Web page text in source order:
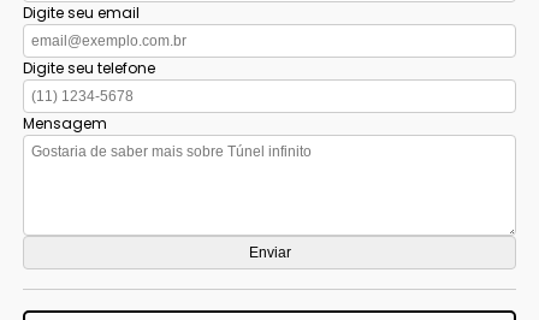
Digite seu email
Digite seu telefone
Mensagem